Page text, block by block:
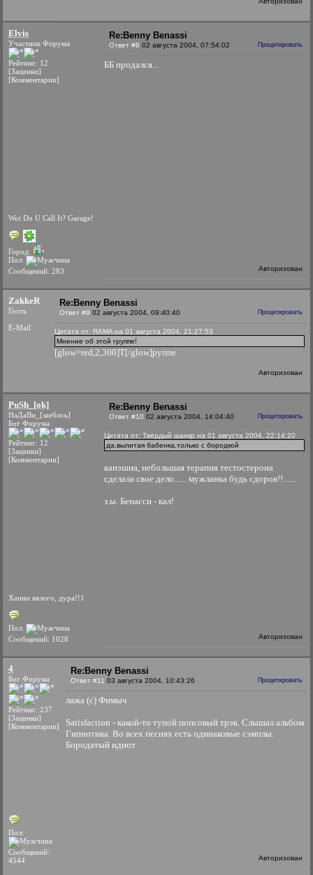
Elvis
Участник Форума
Рейтинг: 12
[Заценки]
[Комментарии]
Wot Do U Call It? Garage!
Город:
Пол:
Сообщений: 283
Re:Benny Benassi
Ответ #8 02 августа 2004, 07:54:02 Процитировать
ББ продался...
Авторизован
ZakkeR
Гость
E-Mail
Re:Benny Benassi
Ответ #9 02 августа 2004, 09:40:40 Процитировать
Цитата от: RAMA на 01 августа 2004, 21:27:53
Мнение об этой группе!
[glow=red,2,300]Т[/glow]руппе
Авторизован
PuSh_[ok]
НаДаВи_[заебись]
Бог Форума
Рейтинг: 12
[Заценки]
[Комментарии]
Хапни вялого, дура!!1
Пол:
Сообщений: 1028
Re:Benny Benassi
Ответ #10 02 августа 2004, 14:04:40 Процитировать
Цитата от: Твердый шанкр на 01 августа 2004, 22:14:20
да,вылитая бабенка,только с бородкой
канэшна, небольшая терапия тестостерона
сделала свое дело...... мужланка будь сдоров!!......
з.ы. Бенасси - кал!
Авторизован
4
Бог Форума
Рейтинг: 237
[Заценки]
[Комментарии]
Пол:
Сообщений:
4544
Re:Benny Benassi
Ответ #11 03 августа 2004, 10:43:26 Процитировать
лажа (с) Фимыч
Satisfaction - какой-то тупой попсовый трэк. Слышал альбом
Гипнотика. Во всех песнях есть одинаковые сэмплы.
Бородатый идиот
Авторизован